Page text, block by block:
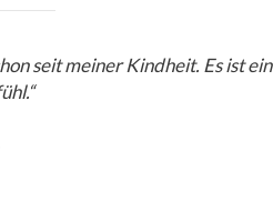
seit meiner Kindheit. Es ist ein